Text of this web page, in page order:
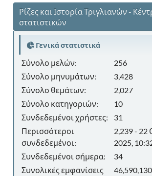
Ρίζες και Ιστορία Τριγλιανών -
στατιστικών
Γενικά στατιστικά
Σύνολο μελών:
256
Σύνολο μηνυμάτων:
3,428
Σύνολο θεμάτων:
2,027
Σύνολο κατηγοριών:
10
Συνδεδεμένοι χρήστες:
31
Περισσότεροι
συνδεδεμένοι:
2,239 -
2025,
Συνδεδεμένοι σήμερα:
34
Συνολικές εμφανίσεις
46,590,130